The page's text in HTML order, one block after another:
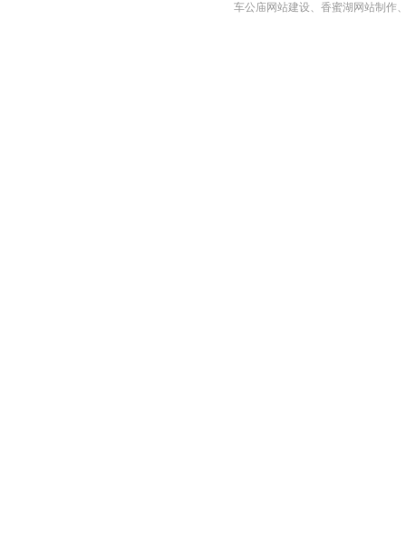
车公庙网站建设、香蜜湖网站制作